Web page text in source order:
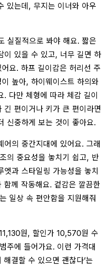
있는데, 무지는 이너와 아우
실질적으로 봐야 해요. 짧은
이 있을 수 있고, 너무 길면 하
요. 하프 길이감은 허리선 주
높아, 하이웨이스트 하의와
. 다만 체형에 따라 체감 길이
편이거나 키가 큰 편이라면
신중하게 보는 것이 좋아요.
어의 중간지대에 있어요. 그래
의 중요성을 놓치기 쉽고, 반
엣과 스타일링 가능성을 놓치
께 작동해요. 겉감은 깔끔한
일상 속 편안함을 지원해줘
원, 할인가 10,570원 수
주에 들어가요. 이런 가격대
결할 수 있으면 괜찮다’는